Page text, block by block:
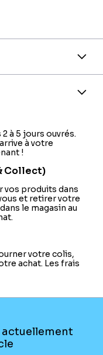
à 5 jours ouvrés.
à votre
!
Collect)
vos produits dans
et retirer votre
le magasin au
votre colis,
achat. Les frais